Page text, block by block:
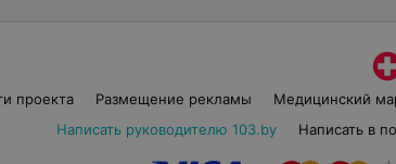
проекта Размещение рекламы Медицинский
Написать руководителю 103.by
Написать в